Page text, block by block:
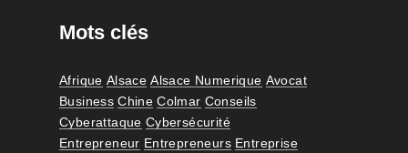
Mots clés
Afrique Alsace Alsace Numerique Avocat
Business Chine Colmar Conseils
Cyberattaque Cybersécurité
Entrepreneur Entrepreneurs Entreprise